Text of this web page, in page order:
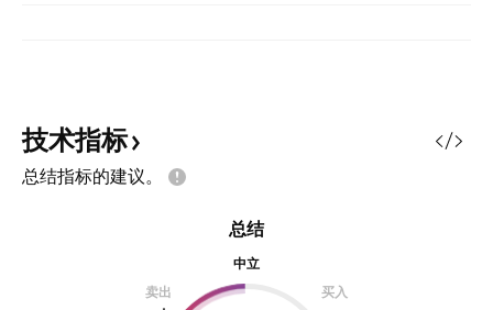
技术指标
总结指标的建议。
总结
中立
卖出
买入